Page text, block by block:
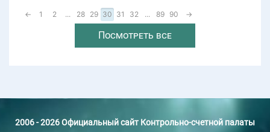
← 1 2 ... 28 29 30 31 32 ... 89 90 →
Посмотреть все
2006 - 2026 Официальный сайт Контрольно-счетной палаты